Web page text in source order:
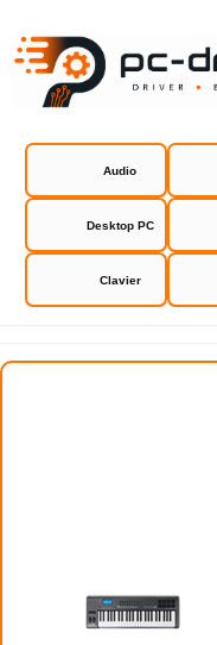
Audio
Desktop PC
Clavier